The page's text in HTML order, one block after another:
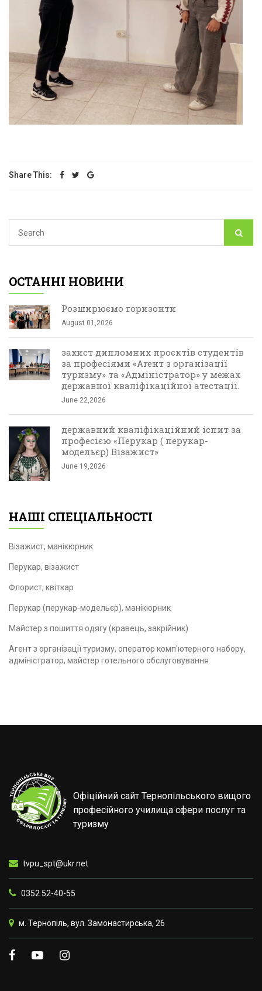
Share This:
ОСТАННІ НОВИНИ
Розширюємо горизонти
August 01,2026
захист дипломних проєктів студентів
за професіями «Агент з організації
туризму» та «Адміністратор» у межах
державної кваліфікаційної атестації.
June 22,2026
державний кваліфікаційний іспит за
професією «Перукар ( перукар-
модельєр) Візажист»
June 19,2026
НАШІ СПЕЦІАЛЬНОСТІ
Візажист, манікюрник
Перукар, візажист
Флорист, квіткар
Перукар (перукар-модельєр), манікюрник
Майстер з пошиття одягу (кравець, закрійник)
Агент з організації туризму, оператор комп'ютерного набору,
адміністратор, майстер готельного обслуговування
Офіційний сайт Тернопільського вищого
професійного училища сфери послуг та
туризму
tvpu_spt@ukr.net
0352 52-40-55
м. Тернопіль, вул. Замонастирська, 26